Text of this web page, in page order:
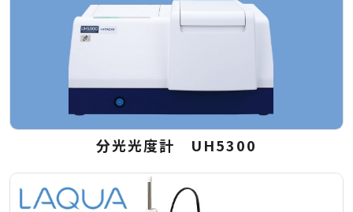
分光光度計 UH5300